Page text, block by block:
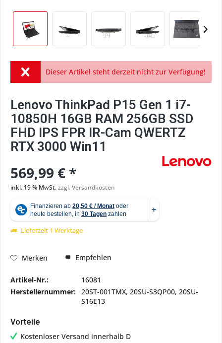
Dieser Artikel steht derzeit nicht zur Verfügung!
Lenovo ThinkPad P15 Gen 1 i7-
10850H 16GB RAM 256GB SSD
FHD IPS FPR IR-Cam QWERTZ
RTX 3000 Win11
569,99 € *
inkl. 19 % MwSt.zzgl. Versandkosten
Lieferzeit 1 Werktage
Merken Empfehlen
Artikel-Nr.:
16081
Herstellernummer: 20ST-001TMX, 20SU-S3QP00, 20SU-
S16E13
Vorteile
Kostenloser Versand innerhalb D